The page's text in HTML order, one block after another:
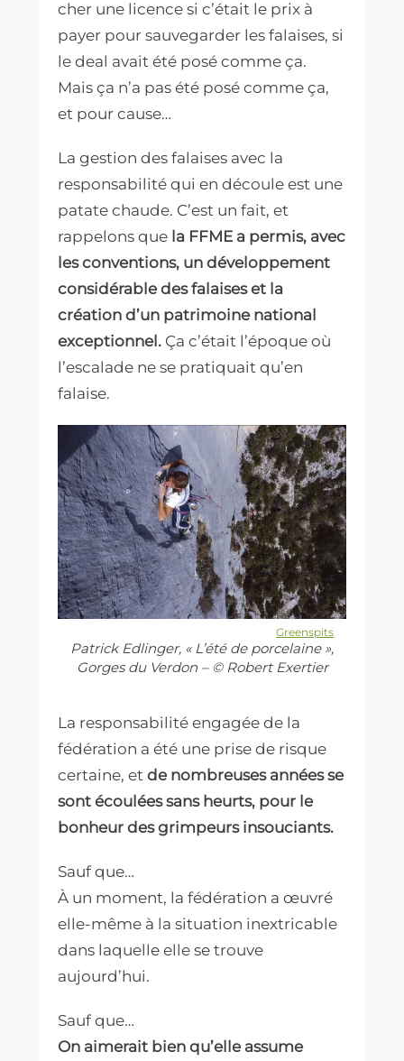
cher une licence si c’était le prix à
payer pour sauvegarder les falaises, si
le deal avait été posé comme ça.
Mais ça n’a pas été posé comme ça,
et pour cause…
La gestion des falaises avec la
responsabilité qui en découle est une
patate chaude. C’est un fait, et
rappelons que la FFME a permis, avec
les conventions, un développement
considérable des falaises et la
création d’un patrimoine national
exceptionnel. Ça c’était l’époque où
l’escalade ne se pratiquait qu’en
falaise.
Greenspits
Patrick Edlinger, « L’été de porcelaine »,
Gorges du Verdon – © Robert Exertier
La responsabilité engagée de la
fédération a été une prise de risque
certaine, et de nombreuses années se
sont écoulées sans heurts, pour le
bonheur des grimpeurs insouciants.
Sauf que…
À un moment, la fédération a œuvré
elle-même à la situation inextricable
dans laquelle elle se trouve
aujourd’hui.
Sauf que…
On aimerait bien qu’elle assume